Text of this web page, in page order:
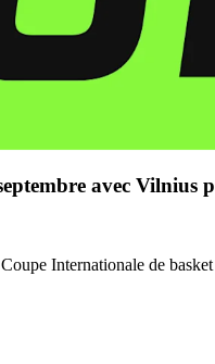
avec Vilnius
Internationale de